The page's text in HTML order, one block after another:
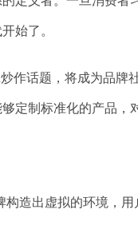
始了。
作话题，将成为品牌
定制标准化的产品，
造出虚拟的环境，